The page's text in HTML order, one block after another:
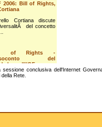
2006: Bill of Rights,
Cortiana discute
del concetto
of Rights -
del
all'IGF
del workshop
sessione conclusiva dell'Internet
Rete.